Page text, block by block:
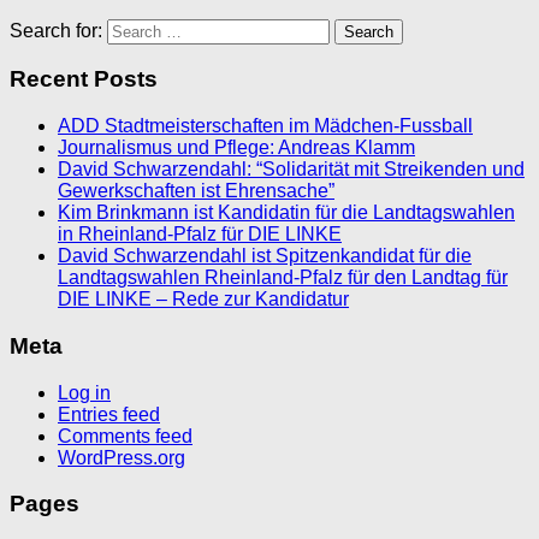
Search for:
Recent Posts
ADD Stadtmeisterschaften im Mädchen-Fussball
Journalismus und Pflege: Andreas Klamm
David Schwarzendahl: “Solidarität mit Streikenden und
Gewerkschaften ist Ehrensache”
Kim Brinkmann ist Kandidatin für die Landtagswahlen
in Rheinland-Pfalz für DIE LINKE
David Schwarzendahl ist Spitzenkandidat für die
Landtagswahlen Rheinland-Pfalz für den Landtag für
DIE LINKE – Rede zur Kandidatur
Meta
Log in
Entries feed
Comments feed
WordPress.org
Pages